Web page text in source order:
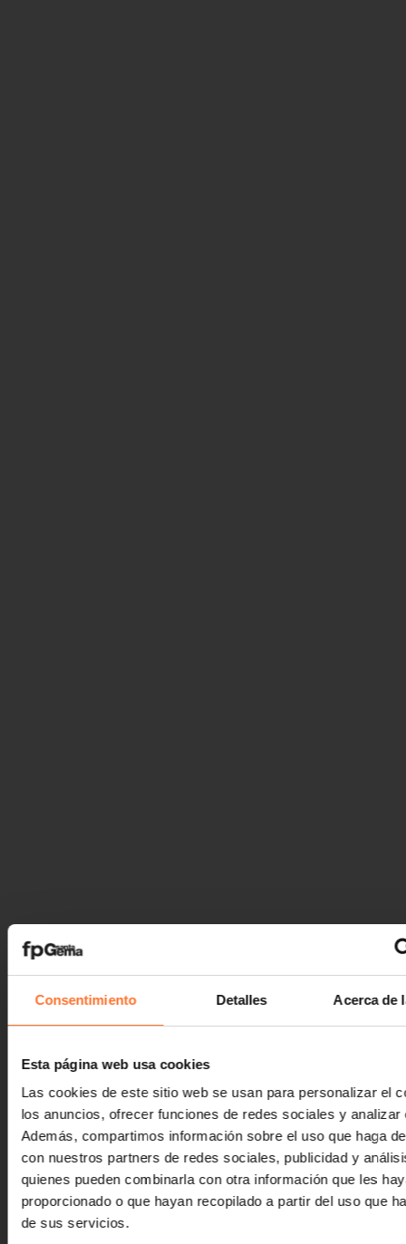
Consentimiento Detalles Acerca de
Esta página web usa cookies
Las cookies de este sitio web se usan para personalizar el
los anuncios, ofrecer funciones de redes sociales y analizar
Además, compartimos información sobre el uso que haga
con nuestros partners de redes sociales, publicidad y
quienes pueden combinarla con otra información que les
proporcionado o que hayan recopilado a partir del uso que
de sus servicios.